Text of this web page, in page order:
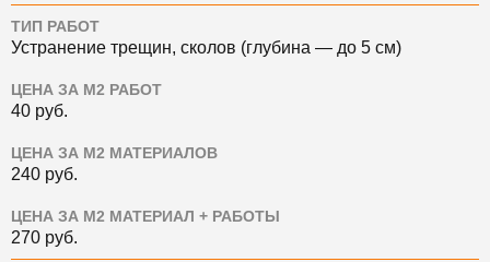
ТИП РАБОТ
Устранение трещин, сколов (глубина — до 5 см)
ЦЕНА ЗА М2 РАБОТ
40 руб.
ЦЕНА ЗА М2 МАТЕРИАЛОВ
240 руб.
ЦЕНА ЗА М2 МАТЕРИАЛ + РАБОТЫ
270 руб.